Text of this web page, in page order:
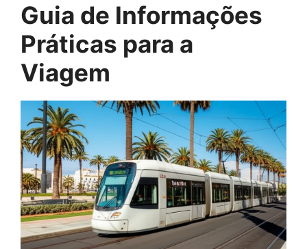
Guia de Informações
Práticas para a
Viagem